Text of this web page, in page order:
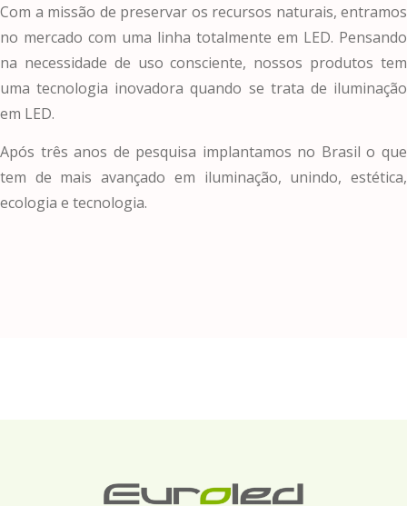
Com a missão de preservar os recursos naturais, entramos
no mercado com uma linha totalmente em LED. Pensando
na necessidade de uso consciente, nossos produtos tem
uma tecnologia inovadora quando se trata de iluminação
em LED.
Após três anos de pesquisa implantamos no Brasil o que
tem de mais avançado em iluminação, unindo, estética,
ecologia e tecnologia.